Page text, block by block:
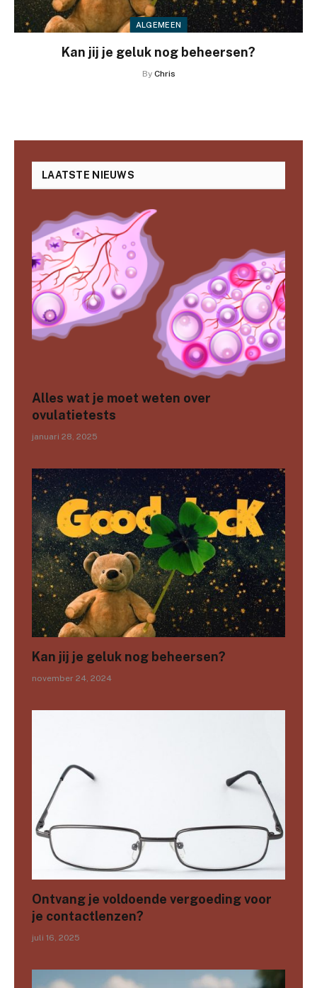
ALGEMEEN
Kan jij je geluk nog beheersen?
By Chris
LAATSTE NIEUWS
Alles wat je moet weten over
ovulatietests
januari 28, 2025
Kan jij je geluk nog beheersen?
november 24, 2024
Ontvang je voldoende vergoeding voor
je contactlenzen?
juli 16, 2025